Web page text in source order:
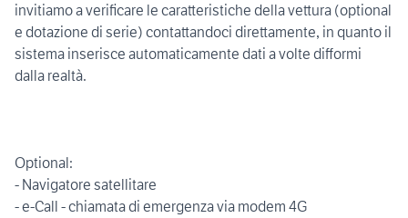
invitiamo a verificare le caratteristiche della vettura (optional
e dotazione di serie) contattandoci direttamente, in quanto il
sistema inserisce automaticamente dati a volte difformi
dalla realtà.
Optional:
- Navigatore satellitare
- e-Call - chiamata di emergenza via modem 4G